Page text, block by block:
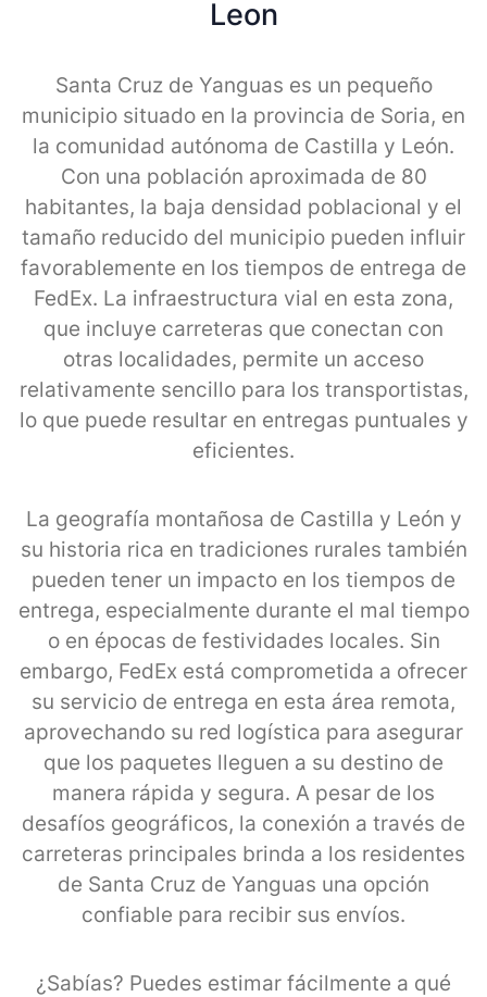
Leon
Santa Cruz de Yanguas es un pequeño
municipio situado en la provincia de Soria, en
la comunidad autónoma de Castilla y León.
Con una población aproximada de 80
habitantes, la baja densidad poblacional y el
tamaño reducido del municipio pueden influir
favorablemente en los tiempos de entrega de
FedEx. La infraestructura vial en esta zona,
que incluye carreteras que conectan con
otras localidades, permite un acceso
relativamente sencillo para los transportistas,
lo que puede resultar en entregas puntuales y
eficientes.
La geografía montañosa de Castilla y León y
su historia rica en tradiciones rurales también
pueden tener un impacto en los tiempos de
entrega, especialmente durante el mal tiempo
o en épocas de festividades locales. Sin
embargo, FedEx está comprometida a ofrecer
su servicio de entrega en esta área remota,
aprovechando su red logística para asegurar
que los paquetes lleguen a su destino de
manera rápida y segura. A pesar de los
desafíos geográficos, la conexión a través de
carreteras principales brinda a los residentes
de Santa Cruz de Yanguas una opción
confiable para recibir sus envíos.
¿Sabías? Puedes estimar fácilmente a qué